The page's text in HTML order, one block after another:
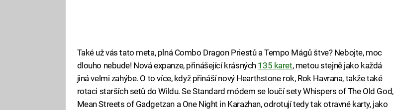
Také už vás tato meta, plná Combo Dragon Priestů a Tempo Mágů štve? Nebojte, moc
dlouho nebude! Nová expanze, přinášející krásných 135 karet, metou stejně jako každá
jiná velmi zahýbe. O to více, když přináší nový Hearthstone rok, Rok Havrana, takže také
rotaci starších setů do Wildu. Se Standard módem se loučí sety Whispers of The Old God,
Mean Streets of Gadgetzan a One Night in Karazhan, odrotují tedy tak otravné karty, jako